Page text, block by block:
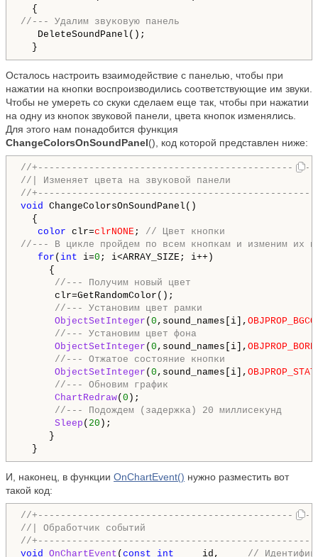
//--- Удалим звуковую панель
DeleteSoundPanel();
}
Осталось настроить взаимодействие с панелью, чтобы при
нажатии на кнопки воспроизводились соответствующие им звуки.
Чтобы не умереть со скуки сделаем еще так, чтобы при нажатии
на одну из кнопок звуковой панели, цвета кнопок изменялись.
Для этого нам понадобится функция
ChangeColorsOnSoundPanel(), код которой представлен ниже:
//
//| Изменяет цвета на звуковой панели
//
void ChangeColorsOnSoundPanel()
{
color clr=clrNONE; // Цвет кнопки
//--- В цикле пройдем по всем кнопкам и изменим их
for ( int i=0 ; i<ARRAY_SIZE; i++)
{
//--- Получим новый цвет
clr=GetRandomColor();
//--- Установим цвет рамки
ObjectSetInteger ( 0 ,sound_names[i],
//--- Установим цвет фона
ObjectSetInteger ( 0 ,sound_names[i],
//--- Отжатое состояние кнопки
ObjectSetInteger ( 0 ,sound_names[i],
//--- Обновим график
ChartRedraw( 0 );
//--- Подождем (задержка) 20 миллисекунд
Sleep ( 20 );
}
}
И, наконец, в функции OnChartEvent() нужно разместить вот
такой код:
//
//| Обработчик событий
//
void OnChartEvent ( const int id, //